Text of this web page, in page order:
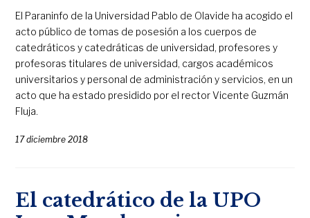
El Paraninfo de la Universidad Pablo de Olavide ha acogido el
acto público de tomas de posesión a los cuerpos de
catedráticos y catedráticas de universidad, profesores y
profesoras titulares de universidad, cargos académicos
universitarios y personal de administración y servicios, en un
acto que ha estado presidido por el rector Vicente Guzmán
Fluja.
17 diciembre 2018
El catedrático de la UPO